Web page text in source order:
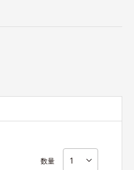
数量